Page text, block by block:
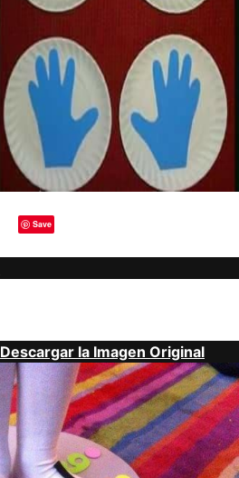
Save
Descargar la Imagen Original